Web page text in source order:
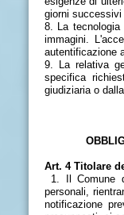
giorni
8. La tecnologia
immagini.
autentificazione
9. La relativa
specifica
giudiziaria o
OBBLIGHI E
Art. 4 Titolare
1. Il Comune
personali,
notificazione